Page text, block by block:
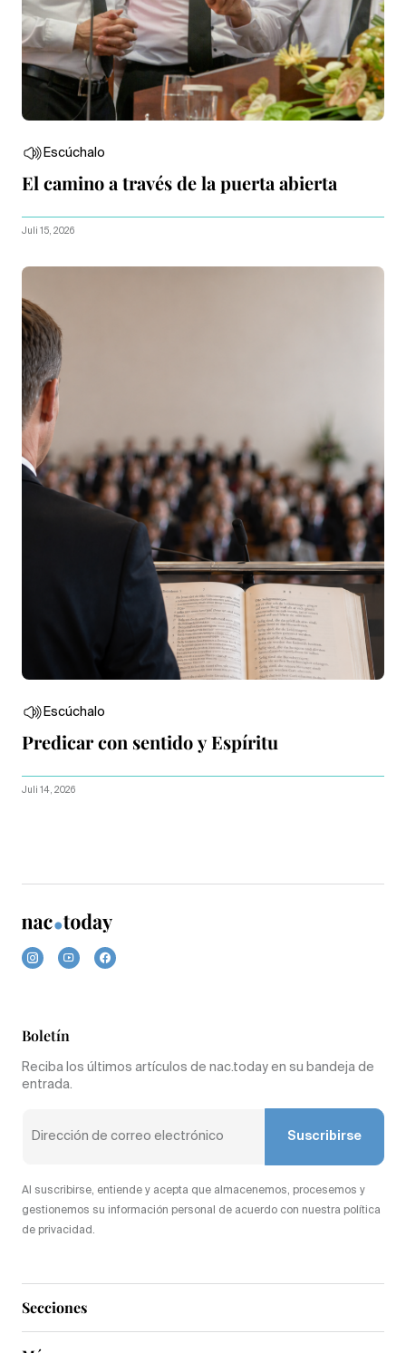
Escúchalo
El camino a través de la puerta abierta
Juli 15, 2026
Escúchalo
Predicar con sentido y Espíritu
Juli 14, 2026
Secciones
Boletín
Reciba los últimos artículos de nac.today en su bandeja de
entrada.
Suscribirse
Al suscribirse, entiende y acepta que almacenemos, procesemos y
gestionemos su información personal de acuerdo con nuestra política
de privacidad.